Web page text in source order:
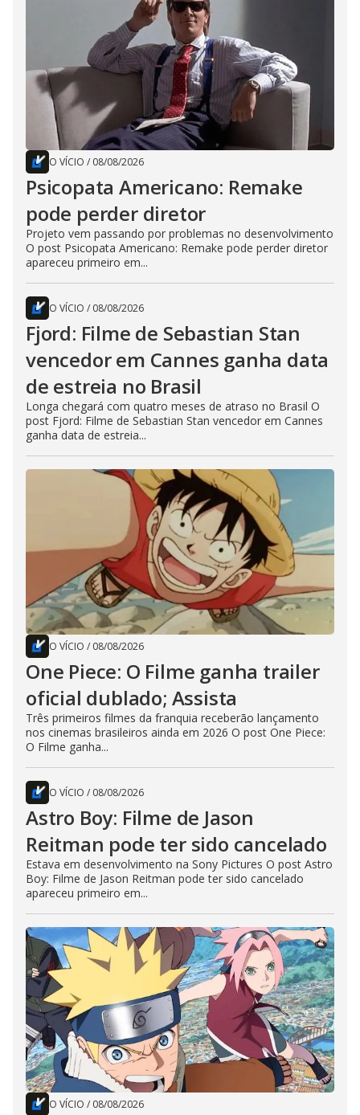
O VÍCIO / 08/08/2026
Psicopata Americano: Remake
pode perder diretor
Projeto vem passando por problemas no desenvolvimento
O post Psicopata Americano: Remake pode perder diretor
apareceu primeiro em...
O VÍCIO / 08/08/2026
Fjord: Filme de Sebastian Stan
vencedor em Cannes ganha data
de estreia no Brasil
Longa chegará com quatro meses de atraso no Brasil O
post Fjord: Filme de Sebastian Stan vencedor em Cannes
ganha data de estreia...
O VÍCIO / 08/08/2026
One Piece: O Filme ganha trailer
oficial dublado; Assista
Três primeiros filmes da franquia receberão lançamento
nos cinemas brasileiros ainda em 2026 O post One Piece:
O Filme ganha...
O VÍCIO / 08/08/2026
Astro Boy: Filme de Jason
Reitman pode ter sido cancelado
Estava em desenvolvimento na Sony Pictures O post Astro
Boy: Filme de Jason Reitman pode ter sido cancelado
apareceu primeiro em...
O VÍCIO / 08/08/2026